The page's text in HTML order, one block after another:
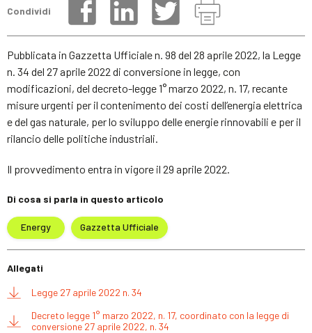
Condividi
Pubblicata in Gazzetta Ufficiale n. 98 del 28 aprile 2022, la Legge
n. 34 del 27 aprile 2022 di conversione in legge, con
modificazioni, del decreto-legge 1° marzo 2022, n. 17, recante
misure urgenti per il contenimento dei costi dell’energia elettrica
e del gas naturale, per lo sviluppo delle energie rinnovabili e per il
rilancio delle politiche industriali.
Il provvedimento entra in vigore il 29 aprile 2022.
Di cosa si parla in questo articolo
Energy Gazzetta Ufficiale
Allegati
Legge 27 aprile 2022 n. 34
Decreto legge 1° marzo 2022, n. 17, coordinato con la legge di
conversione 27 aprile 2022, n. 34